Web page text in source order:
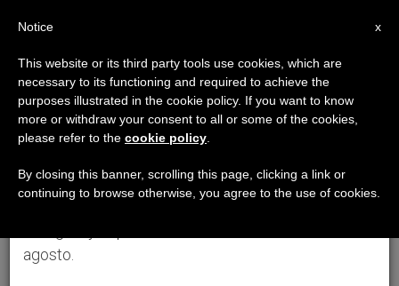
×
Aviso importante
Del 27 de julio al 7 de agosto haremos la pausa
anual, aprovechando que en el periodo de verano
se generan menos informaciones y también el
agosto.
x
Notice
This website or its third party tools use cookies, which are
necessary to its functioning and required to achieve the
purposes illustrated in the cookie policy. If you want to know
more or withdraw your consent to all or some of the cookies,
please refer to the cookie policy
By closing this banner, scrolling this page, clicking a link or
continuing to browse otherwise, you agree to the use of cookies.